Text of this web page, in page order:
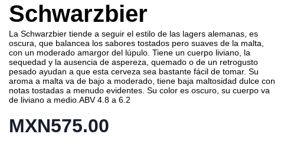
Schwarzbier
La Schwarzbier tiende a seguir el estilo de las lagers alemanas, es
oscura, que balancea los sabores tostados pero suaves de la malta,
con un moderado amargor del lúpulo. Tiene un cuerpo liviano, la
sequedad y la ausencia de aspereza, quemado o de un retrogusto
pesado ayudan a que esta cerveza sea bastante fácil de tomar. Su
aroma a malta va de bajo a moderado, tiene baja maltosidad dulce con
notas tostadas a menudo evidentes. Su color es oscuro, su cuerpo va
de liviano a medio.ABV 4.8 a 6.2
MXN575.00